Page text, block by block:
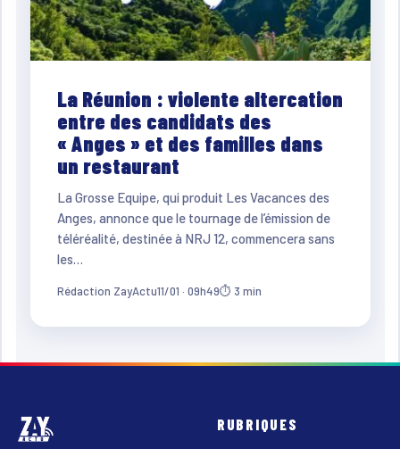
La Réunion : violente altercation
entre des candidats des
« Anges » et des familles dans
un restaurant
La Grosse Equipe, qui produit Les Vacances des
Anges, annonce que le tournage de l’émission de
téléréalité, destinée à NRJ 12, commencera sans
les…
Rédaction ZayActu11/01 · 09h49⏱ 3 min
RUBRIQUES